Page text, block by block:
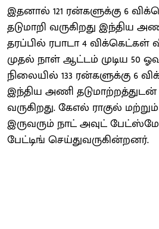
இதனால் 121 ரன்களுக்கு 6
தடுமாறி வருகிறது இந்திய
தரப்பில் ரபாடா 4 விக்கெட்கள்
முதல் நாள் ஆட்டம் முடிய 50
நிலையில் 133 ரன்களுக்கு 6
இந்திய அணி
வருகிறது. கேஎல் ராகுல்
இருவரும் நாட் அவுட்
பேட்டிங் செய்துவருகின்றனர்.